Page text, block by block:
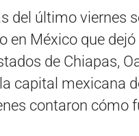
del último viernes
en México que
de Chiapas,
capital mexicana
contaron cómo